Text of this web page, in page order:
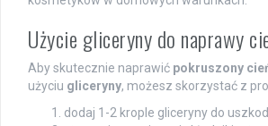
Użycie gliceryny do naprawy
Aby skutecznie naprawić pokruszony
użyciu gliceryny, możesz skorzystać z
dodaj 1-2 krople gliceryny do